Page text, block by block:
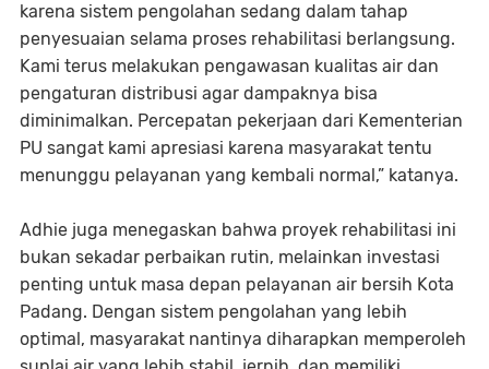
karena sistem pengolahan sedang dalam tahap
penyesuaian selama proses rehabilitasi berlangsung.
Kami terus melakukan pengawasan kualitas air dan
pengaturan distribusi agar dampaknya bisa
diminimalkan. Percepatan pekerjaan dari Kementerian
PU sangat kami apresiasi karena masyarakat tentu
menunggu pelayanan yang kembali normal,” katanya.
Adhie juga menegaskan bahwa proyek rehabilitasi ini
bukan sekadar perbaikan rutin, melainkan investasi
penting untuk masa depan pelayanan air bersih Kota
Padang. Dengan sistem pengolahan yang lebih
optimal, masyarakat nantinya diharapkan memperoleh